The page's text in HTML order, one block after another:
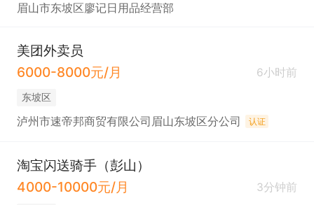
眉山市东坡区廖记日用品经营部
美团外卖员
6000-8000元/月
6小时前
东坡区
泸州市速帝邦商贸有限公司眉山东坡区分公司 认证
淘宝闪送骑手（彭山）
4000-10000元/月
3分钟前